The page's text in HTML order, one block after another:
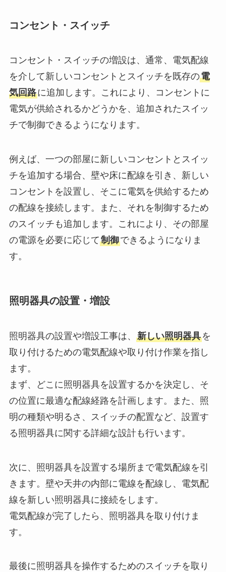
コンセント・スイッチ
コンセント・スイッチの増設は、通常、電気配線
を介して新しいコンセントとスイッチを既存の電
気回路に追加します。これにより、コンセントに
電気が供給されるかどうかを、追加されたスイッ
チで制御できるようになります。
例えば、一つの部屋に新しいコンセントとスイッ
チを追加する場合、壁や床に配線を引き、新しい
コンセントを設置し、そこに電気を供給するため
の配線を接続します。また、それを制御するため
のスイッチも追加します。これにより、その部屋
の電源を必要に応じて制御できるようになりま
す。
照明器具の設置・増設
照明器具の設置や増設工事は、 新しい照明器具を
取り付けるための電気配線や取り付け作業を指し
ます。
まず、どこに照明器具を設置するかを決定し、そ
の位置に最適な配線経路を計画します。また、照
明の種類や明るさ、スイッチの配置など、設置す
る照明器具に関する詳細な設計も行います。
次に、照明器具を設置する場所まで電気配線を引
きます。壁や天井の内部に電線を配線し、電気配
線を新しい照明器具に接続をします。
電気配線が完了したら、照明器具を取り付けま
す。
最後に照明器具を操作するためのスイッチを取り